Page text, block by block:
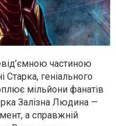
частиною
Старка, геніального
мільйони фанатів
Залізна Людина —
а справжній